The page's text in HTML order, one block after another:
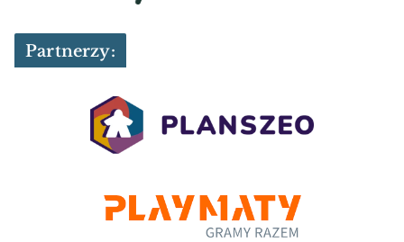
Partnerzy: